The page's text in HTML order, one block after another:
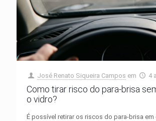
José Renato Siqueira Campos em 4
Como tirar risco do para-brisa
o vidro?
É possível retirar os riscos do para-brisa em